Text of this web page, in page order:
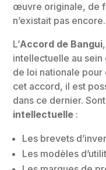
œuvre originale, de
n’existait pas encore.
L’Accord de Bangui
intellectuelle au
de loi nationale pour
cet accord, il est
dans ce dernier.
intellectuelle :
Les brevets
Les modèles